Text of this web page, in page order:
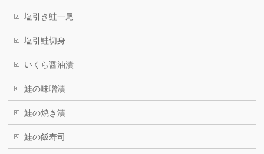
塩引き鮭一尾
塩引鮭切身
いくら醤油漬
鮭の味噌漬
鮭の焼き漬
鮭の飯寿司